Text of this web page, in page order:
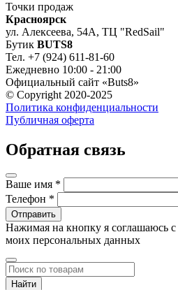
Точки продаж
Красноярск
ул. Алексеева, 54А, ТЦ "RedSail"
Бутик BUTS8
Тел. +7 (924) 611-81-60
Ежедневно 10:00 - 21:00
Официальный сайт «Buts8»
© Copyright 2020-2025
Политика конфиденциальности
Публичная оферта
Обратная связь
Ваше имя *
Телефон *
Нажимая на кнопку я соглашаюсь с
моих персональных данных
Найти